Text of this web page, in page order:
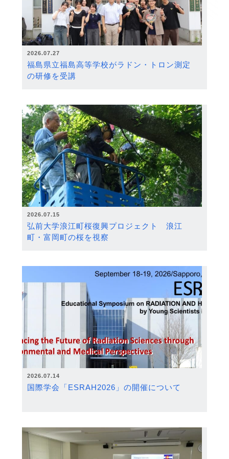
2026.07.27
福島県立福島高等学校がラドン・トロン測定
の研修を受講
2026.07.15
弘前大学浪江町桜復興プロジェクト 浪江
町・富岡町の桜を視察
2026.07.14
国際学会「ESRAH2026」の開催について